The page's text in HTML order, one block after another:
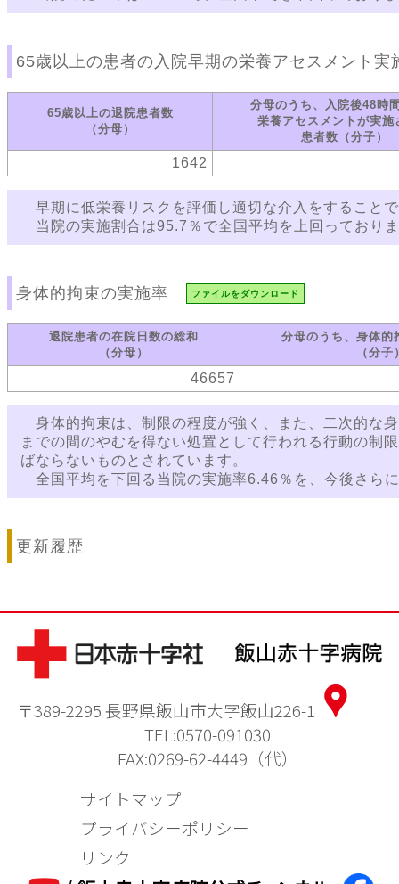
〒389-2295 長野県飯山市大字飯山226-1
TEL:0570-091030
FAX:0269-62-4449（代）
サイトマップ
プライバシーポリシー
リンク